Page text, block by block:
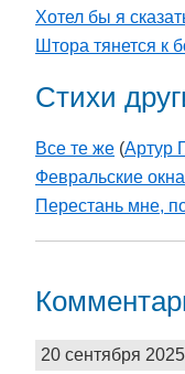
Хотел бы я
Штора тянется к
Стихи
Все те же (Артур
Февральские
Перестань мне,
20 сентября